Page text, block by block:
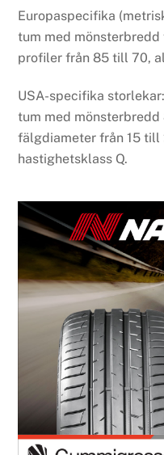
Europaspecifika
tum med
profiler från 85 till 70,
USA-specifika
tum med mönsterbredd
fälgdiameter från 15 till
hastighetsklass Q.